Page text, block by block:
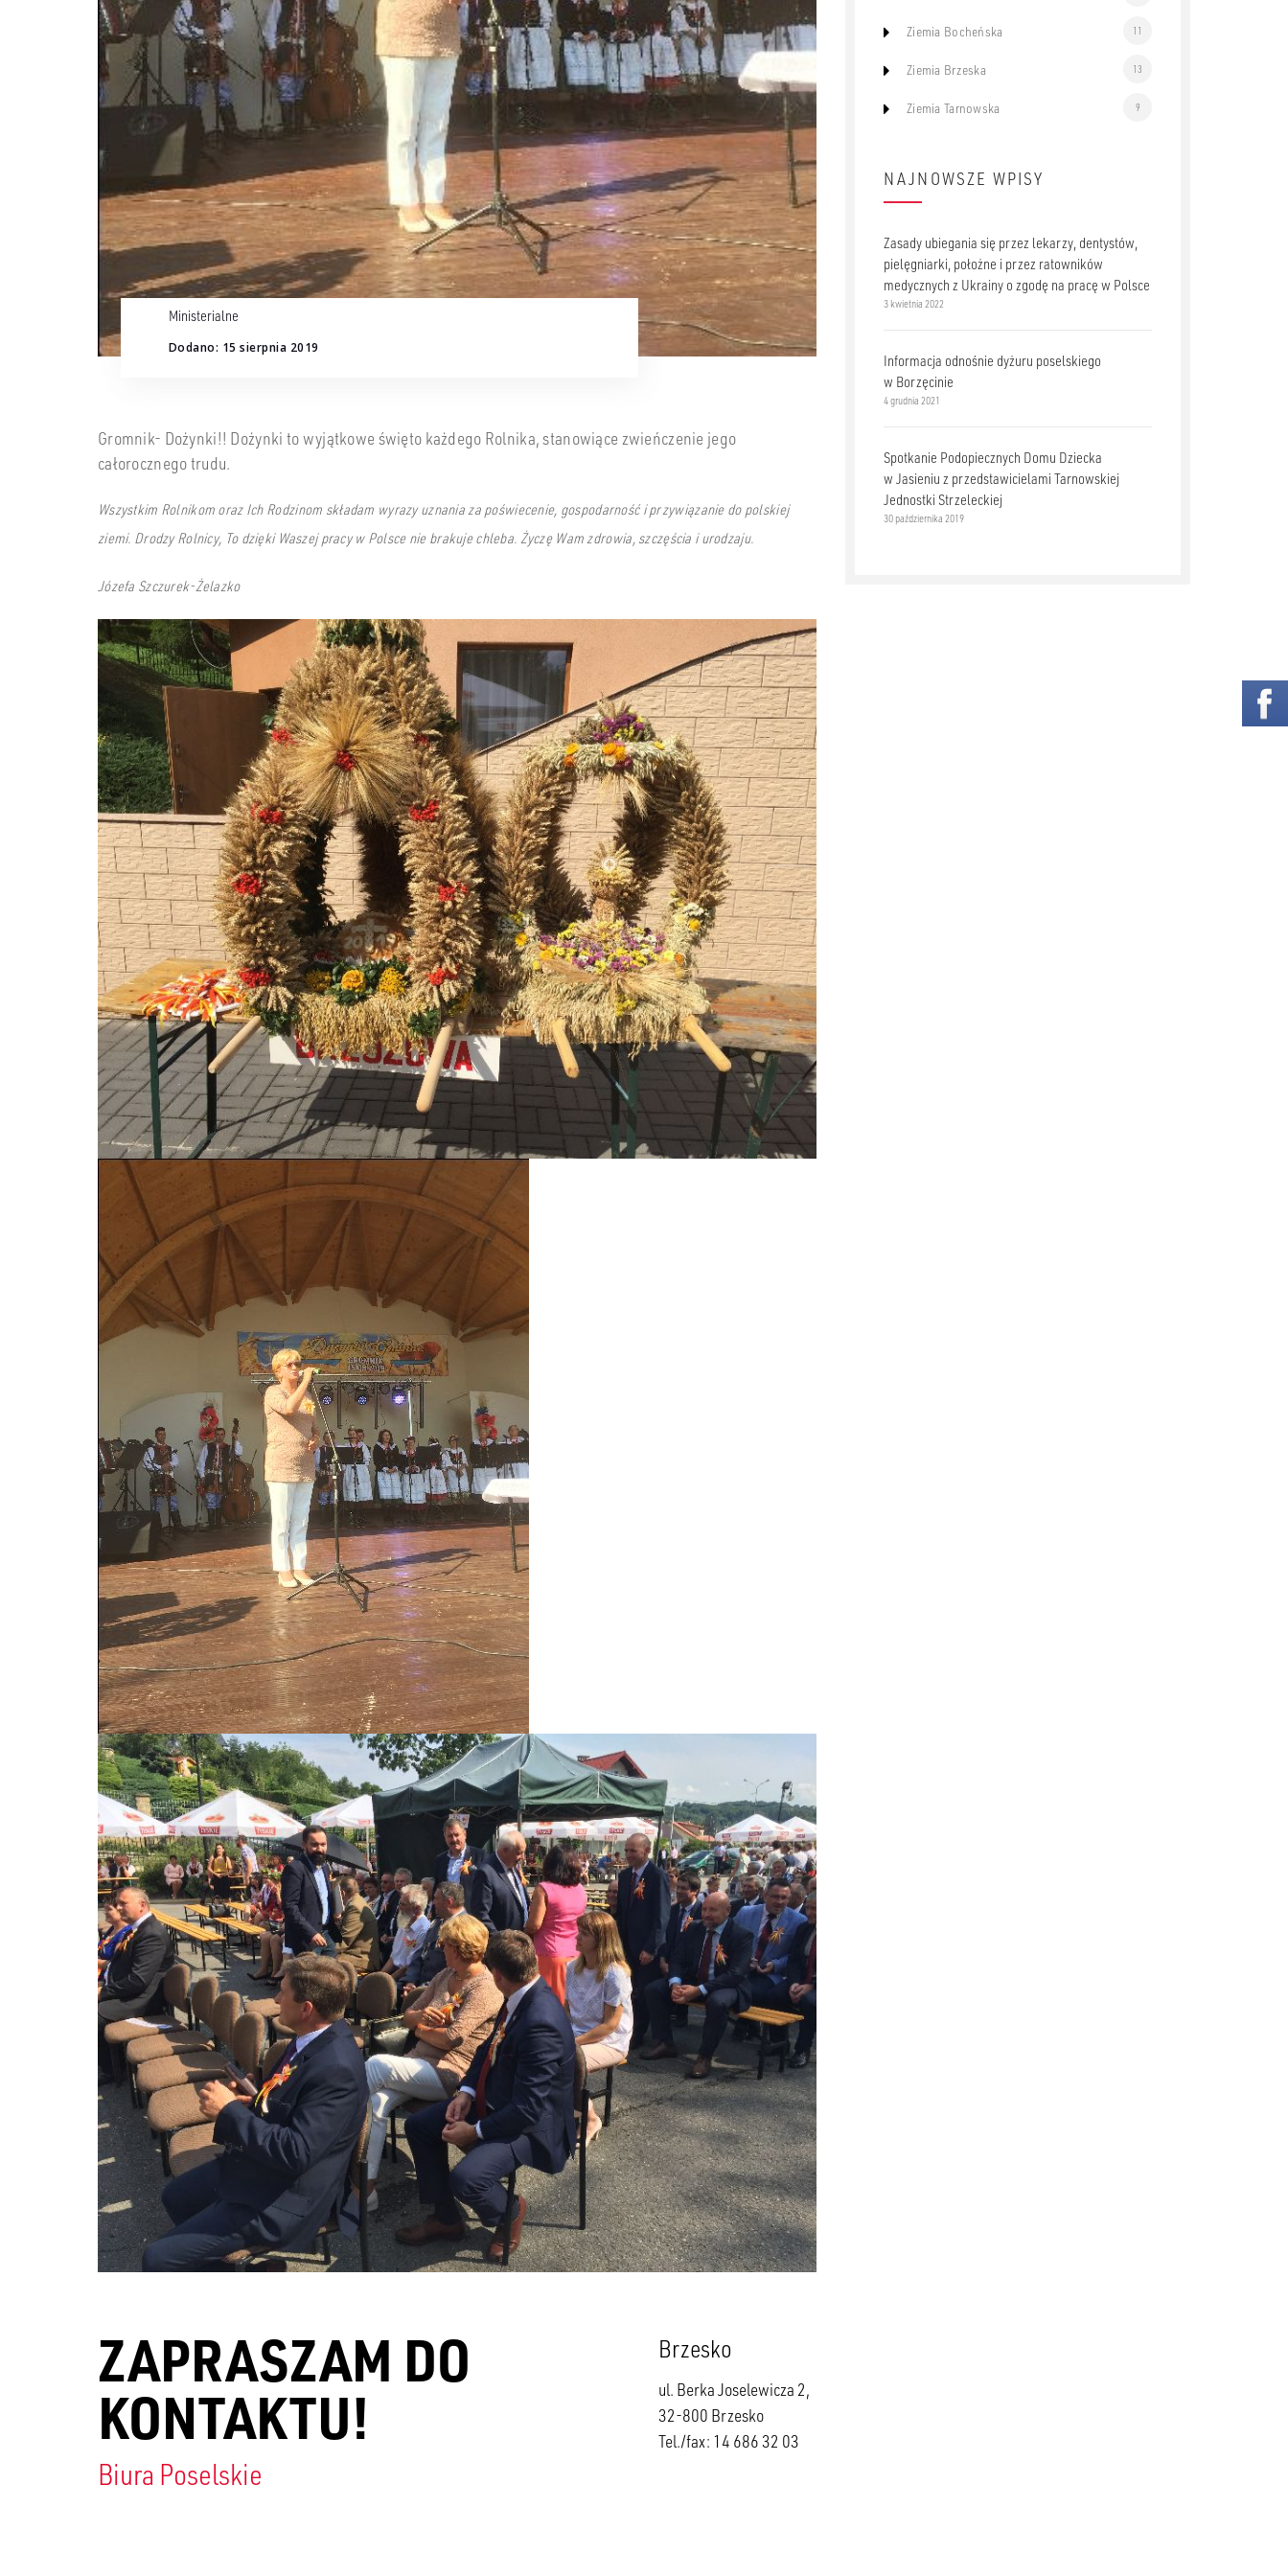
Ministerialne
Dodano: 15 sierpnia 2019
Gromnik- Dożynki!! Dożynki to wyjątkowe święto każdego Rolnika, stanowiące zwieńczenie jego
całorocznego trudu.
Wszystkim Rolnikom oraz Ich Rodzinom składam wyrazy uznania za poświecenie, gospodarność i przywiązanie do polskiej
ziemi. Drodzy Rolnicy, To dzięki Waszej pracy w Polsce nie brakuje chleba. Życzę Wam zdrowia, szczęścia i urodzaju.
Józefa Szczurek-Żelazko
Ziemia Bocheńska 11
Ziemia Brzeska 13
Ziemia Tarnowska 9
NAJNOWSZE WPISY
Zasady ubiegania się przez lekarzy, dentystów,
pielęgniarki, położne i przez ratowników
medycznych z Ukrainy o zgodę na pracę w Polsce
3 kwietnia 2022
Informacja odnośnie dyżuru poselskiego
w Borzęcinie
4 grudnia 2021
Spotkanie Podopiecznych Domu Dziecka
w Jasieniu z przedstawicielami Tarnowskiej
Jednostki Strzeleckiej
30 października 2019
ZAPRASZAM DO
KONTAKTU!
Biura Poselskie
Brzesko
ul. Berka Joselewicza 2,
32-800 Brzesko
Tel./fax: 14 686 32 03